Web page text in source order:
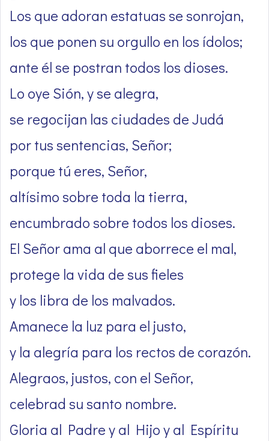
Los que adoran estatuas se sonrojan,
los que ponen su orgullo en los ídolos;
ante él se postran todos los dioses.
Lo oye Sión, y se alegra,
se regocijan las ciudades de Judá
por tus sentencias, Señor;
porque tú eres, Señor,
altísimo sobre toda la tierra,
encumbrado sobre todos los dioses.
El Señor ama al que aborrece el mal,
protege la vida de sus fieles
y los libra de los malvados.
Amanece la luz para el justo,
y la alegría para los rectos de corazón.
Alegraos, justos, con el Señor,
celebrad su santo nombre.
Gloria al Padre y al Hijo y al Espíritu